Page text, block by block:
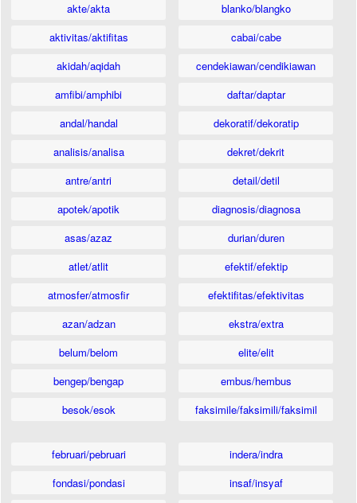
akte/akta
aktivitas/aktifitas
akidah/aqidah
amfibi/amphibi
andal/handal
analisis/analisa
antre/antri
apotek/apotik
asas/azaz
atlet/atlit
atmosfer/atmosfir
azan/adzan
belum/belom
bengep/bengap
besok/esok
blanko/blangko
cabai/cabe
cendekiawan/cendikiawan
daftar/daptar
dekoratif/dekoratip
dekret/dekrit
detail/detil
diagnosis/diagnosa
durian/duren
efektif/efektip
efektifitas/efektivitas
ekstra/extra
elite/elit
embus/hembus
faksimile/faksimili/faksimil
februari/pebruari
fondasi/pondasi
indera/indra
insaf/insyaf